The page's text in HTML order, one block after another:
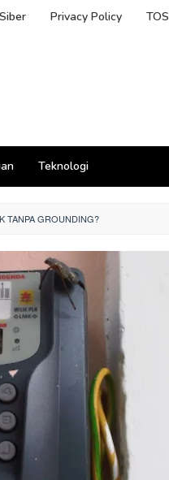
Privacy Policy TOS
Teknologi
TANPA GROUNDING?